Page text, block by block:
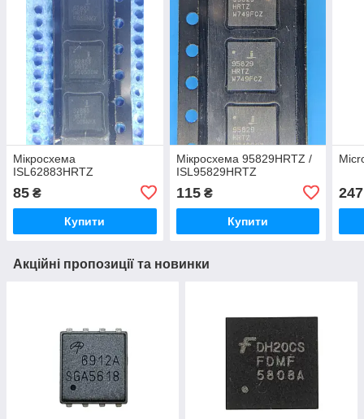
Мікросхема
ISL62883HRTZ
85 ₴
Купити
Мікросхема 95829HRTZ /
ISL95829HRTZ
115₴
Купити
247
Акційні пропозиції та новинки